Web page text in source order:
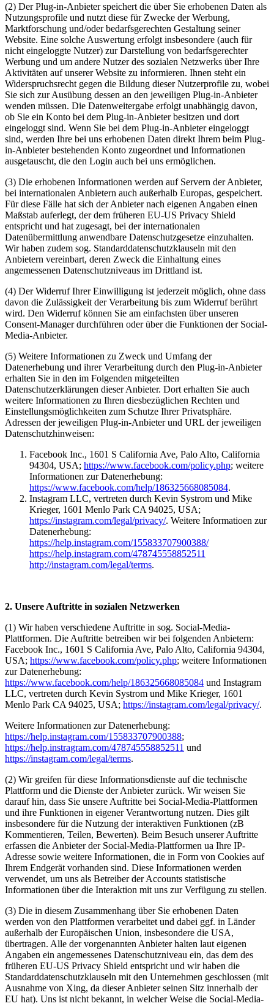
(2) Der Plug-in-Anbieter speichert die über Sie erhobenen Daten als
Nutzungsprofile und nutzt diese für Zwecke der Werbung,
Marktforschung und/oder bedarfsgerechten Gestaltung seiner
Website. Eine solche Auswertung erfolgt insbesondere (auch für
nicht eingeloggte Nutzer) zur Darstellung von bedarfsgerechter
Werbung und um andere Nutzer des sozialen Netzwerks über Ihre
Aktivitäten auf unserer Website zu informieren. Ihnen steht ein
Widerspruchsrecht gegen die Bildung dieser Nutzerprofile zu, wobei
Sie sich zur Ausübung dessen an den jeweiligen Plug-in-Anbieter
wenden müssen. Die Datenweitergabe erfolgt unabhängig davon,
ob Sie ein Konto bei dem Plug-in-Anbieter besitzen und dort
eingeloggt sind. Wenn Sie bei dem Plug-in-Anbieter eingeloggt
sind, werden Ihre bei uns erhobenen Daten direkt Ihrem beim Plug-
in-Anbieter bestehenden Konto zugeordnet und Informationen
ausgetauscht, die den Login auch bei uns ermöglichen.
(3) Die erhobenen Informationen werden auf Servern der Anbieter,
bei internationalen Anbietern auch außerhalb Europas, gespeichert.
Für diese Fälle hat sich der Anbieter nach eigenen Angaben einen
Maßstab auferlegt, der dem früheren EU-US Privacy Shield
entspricht und hat zugesagt, bei der internationalen
Datenübermittlung anwendbare Datenschutzgesetze einzuhalten.
Wir haben zudem sog. Standarddatenschutzklauseln mit den
Anbietern vereinbart, deren Zweck die Einhaltung eines
angemessenen Datenschutzniveaus im Drittland ist.
(4) Der Widerruf Ihrer Einwilligung ist jederzeit möglich, ohne dass
davon die Zulässigkeit der Verarbeitung bis zum Widerruf berührt
wird. Den Widerruf können Sie am einfachsten über unseren
Consent-Manager durchführen oder über die Funktionen der Social-
Media-Anbieter.
(5) Weitere Informationen zu Zweck und Umfang der
Datenerhebung und ihrer Verarbeitung durch den Plug-in-Anbieter
erhalten Sie in den im Folgenden mitgeteilten
Datenschutzerklärungen dieser Anbieter. Dort erhalten Sie auch
weitere Informationen zu Ihren diesbezüglichen Rechten und
Einstellungsmöglichkeiten zum Schutze Ihrer Privatsphäre.
Adressen der jeweiligen Plug-in-Anbieter und URL der jeweiligen
Datenschutzhinweisen:
Facebook Inc., 1601 S California Ave, Palo Alto, California
94304, USA; https://www.facebook.com/policy.php; weitere
Informationen zur Datenerhebung:
https://www.facebook.com/help/186325668085084.
Instagram LLC, vertreten durch Kevin Systrom und Mike
Krieger, 1601 Menlo Park CA 94025, USA;
https://instagram.com/legal/privacy/. Weitere Informatioen zur
Datenerhebung:
https://help.instagram.com/155833707900388/
https://help.instagram.com/478745558852511
http://instagram.com/legal/terms.
2. Unsere Auftritte in sozialen Netzwerken
(1) Wir haben verschiedene Auftritte in sog. Social-Media-
Plattformen. Die Auftritte betreiben wir bei folgenden Anbietern:
Facebook Inc., 1601 S California Ave, Palo Alto, California 94304,
USA; https://www.facebook.com/policy.php; weitere Informationen
zur Datenerhebung:
https://www.facebook.com/help/186325668085084 und Instagram
LLC, vertreten durch Kevin Systrom und Mike Krieger, 1601
Menlo Park CA 94025, USA; https://instagram.com/legal/privacy/.
Weitere Informationen zur Datenerhebung:
https://help.instagram.com/155833707900388;
https://help.instragram.com/478745558852511 und
https://instagram.com/legal/terms.
(2) Wir greifen für diese Informationsdienste auf die technische
Plattform und die Dienste der Anbieter zurück. Wir weisen Sie
darauf hin, dass Sie unsere Auftritte bei Social-Media-Plattformen
und ihre Funktionen in eigener Verantwortung nutzen. Dies gilt
insbesondere für die Nutzung der interaktiven Funktionen (zB
Kommentieren, Teilen, Bewerten). Beim Besuch unserer Auftritte
erfassen die Anbieter der Social-Media-Plattformen ua Ihre IP-
Adresse sowie weitere Informationen, die in Form von Cookies auf
Ihrem Endgerät vorhanden sind. Diese Informationen werden
verwendet, um uns als Betreiber der Accounts statistische
Informationen über die Interaktion mit uns zur Verfügung zu stellen.
(3) Die in diesem Zusammenhang über Sie erhobenen Daten
werden von den Plattformen verarbeitet und dabei ggf. in Länder
außerhalb der Europäischen Union, insbesondere die USA,
übertragen. Alle der vorgenannten Anbieter halten laut eigenen
Angaben ein angemessenes Datenschutzniveau ein, das dem des
früheren EU-US Privacy Shield entspricht und wir haben die
Standarddatenschutzklauseln mit den Unternehmen geschlossen (mit
Ausnahme von Xing, da dieser Anbieter seinen Sitz innerhalb der
EU hat). Uns ist nicht bekannt, in welcher Weise die Social-Media-